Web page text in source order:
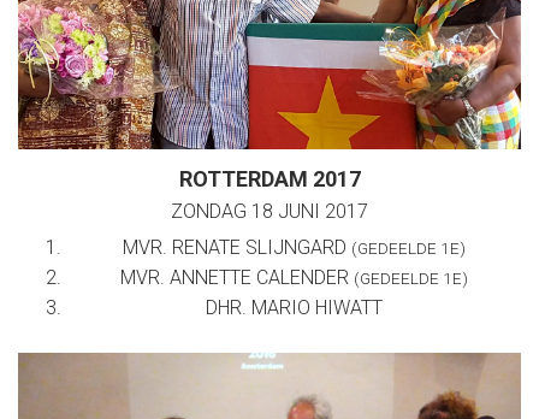
ROTTERDAM 2017
ZONDAG 18 JUNI 2017
MVR. RENATE SLIJNGARD (GEDEELDE 1E)
MVR. ANNETTE CALENDER (GEDEELDE 1E)
DHR. MARIO HIWATT